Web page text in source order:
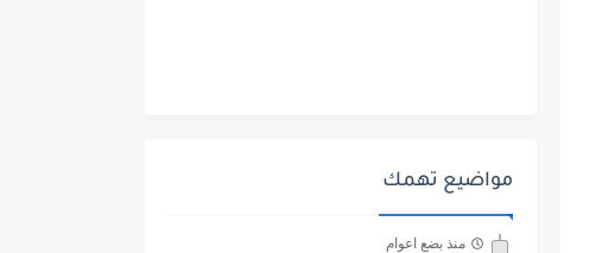
مواضيع تهمك
منذ بضع اعوام